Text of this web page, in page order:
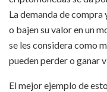
La demanda de compra
o bajen su valor en un
se les considera como
pueden perder o ganar
El mejor ejemplo de